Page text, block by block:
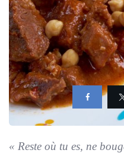
« Reste où tu es, ne